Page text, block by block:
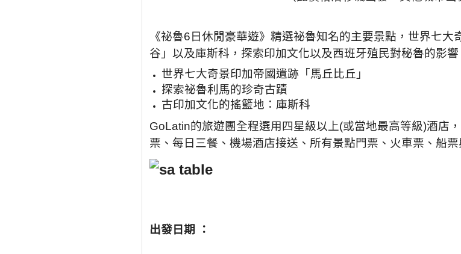
《祕魯6日休閒豪華遊》精選祕魯知名的主要景點，世界七
谷」以及庫斯科，探索印加文化以及西班牙殖民對秘魯的影響
世界七大奇景印加帝國遺跡「馬丘比丘」
探索祕魯利馬的珍奇古蹟
古印加文化的搖籃地：庫斯科
GoLatin的旅遊團全程選用四星級以上(或當地最高等級)酒店
票、每日三餐、機場酒店接送、所有景點門票、火車票、船票
出發日期 ：